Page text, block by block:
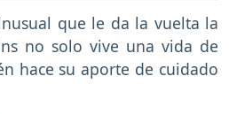
que le da la vuelta la
no solo vive una vida de
hace su aporte de cuidado